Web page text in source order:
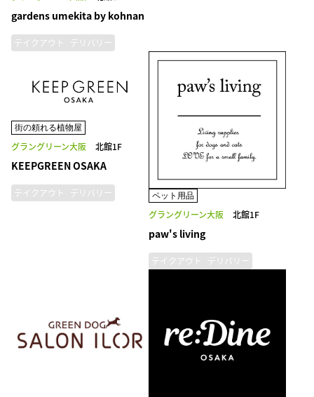
gardens umekita by kohnan
テイクアウト デリバリー
街の頼れる植物屋
グラングリーン大阪 北館1F
KEEPGREEN OSAKA
テイクアウト デリバリー ペット用品
グラングリーン大阪 北館1F
paw's living
テイクアウト デリバリー